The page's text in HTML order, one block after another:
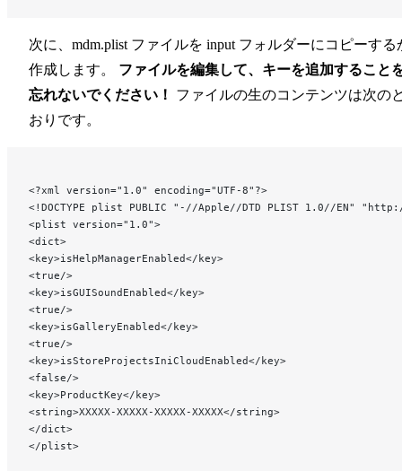
次に、mdm.plist ファイルを input フォルダーにコピーする
作成します。 ファイルを編集して、キーを追加すること
忘れないでください！
ファイルの生のコンテンツは次の
おりです。
<?xml version="1.0" encoding="UTF-8"?>
<!DOCTYPE plist PUBLIC "-//Apple//DTD PLIST 1.0//EN"
<plist version="1.0">
<dict>
<key>isHelpManagerEnabled</key>
<true/>
<key>isGUISoundEnabled</key>
<true/>
<key>isGalleryEnabled</key>
<true/>
<key>isStoreProjectsIniCloudEnabled</key>
<false/>
<key>ProductKey</key>
<string>XXXXX-XXXXX-XXXXX-XXXXX</string>
</dict>
</plist>